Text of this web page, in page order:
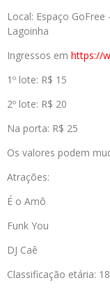
Local: Espaço
Lagoinha
Ingressos em https://
1º lote: R$ 15
2º lote: R$ 20
Na porta: R$ 25
Os valores podem
Atrações:
É o Amô
Funk You
DJ Caê
Classificação etária: